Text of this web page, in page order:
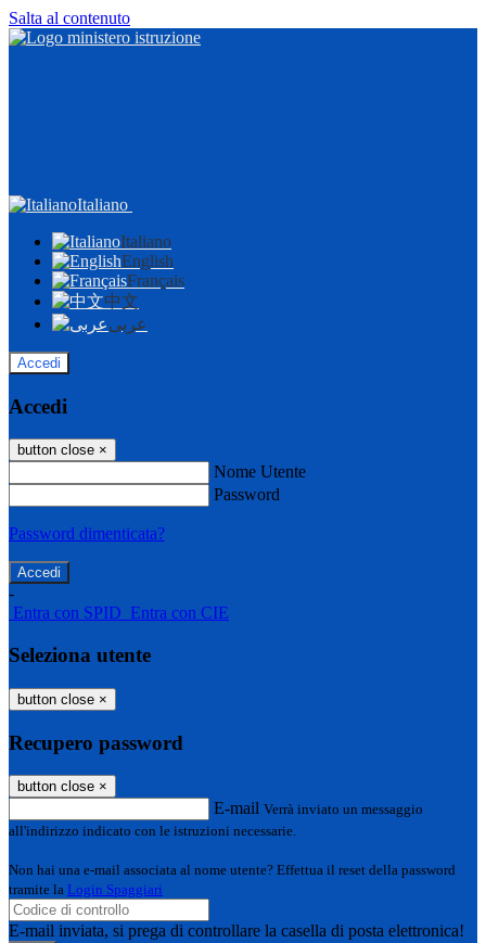
Salta al contenuto
Italiano
Italiano
English
Français
中文
عربى
Accedi
Accedi
button close ×
Nome Utente
Password
Password dimenticata?
-
Entra con SPID Entra con CIE
Seleziona utente
button close ×
Recupero password
button close ×
E-mail Verrà inviato un messaggio
all'indirizzo indicato con le istruzioni necessarie.
Non hai una e-mail associata al nome utente? Effettua il reset della password
tramite la Login Spaggiari
E-mail inviata, si prega di controllare la casella di posta elettronica!